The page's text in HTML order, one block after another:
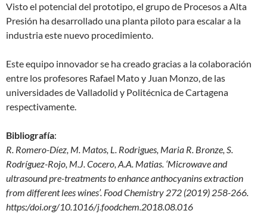
Visto el potencial del prototipo, el grupo de Procesos a Alta
Presión ha desarrollado una planta piloto para escalar a la
industria este nuevo procedimiento.
Este equipo innovador se ha creado gracias a la colaboración
entre los profesores Rafael Mato y Juan Monzo, de las
universidades de Valladolid y Politécnica de Cartagena
respectivamente.
Bibliografía:
R. Romero-Díez, M. Matos, L. Rodrigues, Maria R. Bronze, S.
Rodríguez-Rojo, M.J. Cocero, A.A. Matias. ‘Microwave and
ultrasound pre-treatments to enhance anthocyanins extraction
from different lees wines’. Food Chemistry 272 (2019) 258-266.
https:/doi.org/10.1016/j.foodchem.2018.08.016